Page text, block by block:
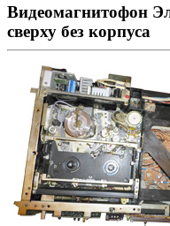
Видеомагнитофон
сверху без корпуса